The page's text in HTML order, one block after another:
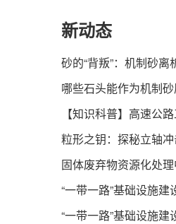
新动态
砂的“背叛”：机制砂
哪些石头能作为机制
【知识科普】高速公
粒形之钥：探秘立轴
固体废弃物资源化处
“一带一路”基础设施
“一带一路”基础设施